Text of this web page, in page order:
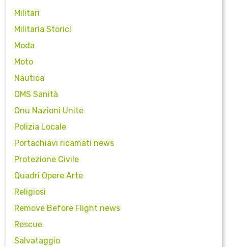
Militari
Militaria Storici
Moda
Moto
Nautica
OMS Sanità
Onu Nazioni Unite
Polizia Locale
Portachiavi ricamati news
Protezione Civile
Quadri Opere Arte
Religiosi
Remove Before Flight news
Rescue
Salvataggio